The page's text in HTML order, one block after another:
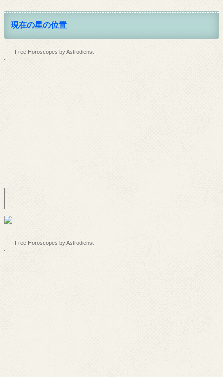
現在の星の位置
Free Horoscopes by Astrodienst
Free Horoscopes by Astrodienst